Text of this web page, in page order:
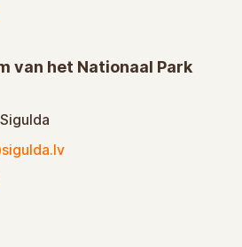
van het Nationaal Park